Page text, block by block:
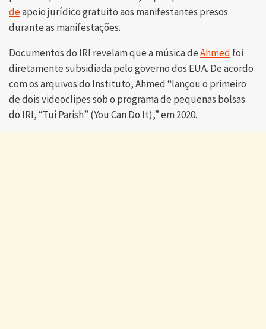
deapoio jurídico gratuito aos manifestantes presos
durante as manifestações.
Documentos do IRI revelam que a música deAhmed foi
diretamente subsidiada pelo governo dos EUA. De acordo
com os arquivos do Instituto, Ahmed “lançou o primeiro
de dois videoclipes sob o programa de pequenas bolsas
do IRI, “Tui Parish” (You Can Do It),” em 2020.